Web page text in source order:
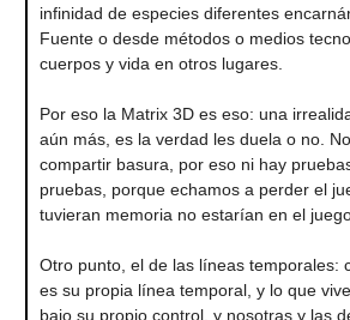
infinidad de especies diferentes
Fuente o desde métodos o medios
cuerpos y vida en otros lugares.
Por eso la Matrix 3D es eso: una
aún más, es la verdad les duela o no.
compartir basura, por eso ni hay
pruebas, porque echamos a perder el
tuvieran memoria no estarían en el
Otro punto, el de las líneas temporales:
es su propia línea temporal, y lo que
bajo su propio control, y nosotras y las